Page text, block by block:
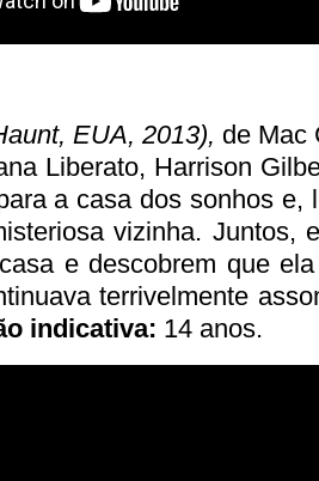
EUA, 2013), de Mac
Liberato, Harrison
a casa dos sonhos e,
vizinha. Juntos,
e descobrem que
terrivelmente
indicativa: 14 anos.